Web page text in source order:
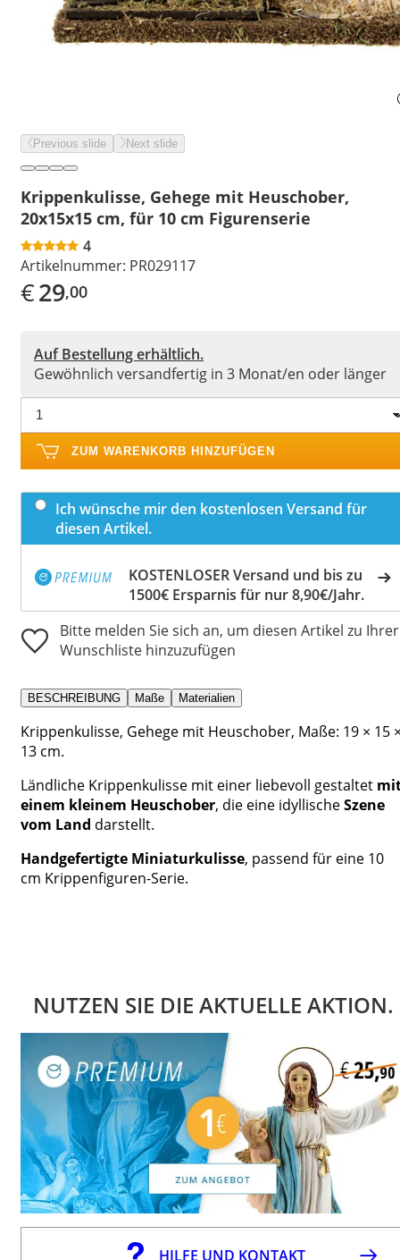
Previous slide Next slide
Krippenkulisse, Gehege mit Heuschober,
20x15x15 cm, für 10 cm Figurenserie
4
Artikelnummer: PR029117
€29,00
Auf Bestellung erhältlich.
Gewöhnlich versandfertig in 3 Monat/en oder länger
ZUM WARENKORB HINZUFÜGEN
Ich wünsche mir den kostenlosen Versand für
diesen Artikel.
KOSTENLOSER Versand und bis zu
1500€ Ersparnis für nur 8,90€/Jahr.
Bitte melden Sie sich an, um diesen Artikel zu Ihrer
Wunschliste hinzuzufügen
BESCHREIBUNG Maße Materialien
Krippenkulisse, Gehege mit Heuschober, Maße: 19 × 15
13 cm.
Ländliche Krippenkulisse mit einer liebevoll gestaltet
einem kleinem Heuschober, die eine idyllischeSzene
vom Land darstellt.
Handgefertigte Miniaturkulisse, passend für eine 10
cm Krippenfiguren-Serie.
NUTZEN SIE DIE AKTUELLE AKTION.
HILFE UND KONTAKT